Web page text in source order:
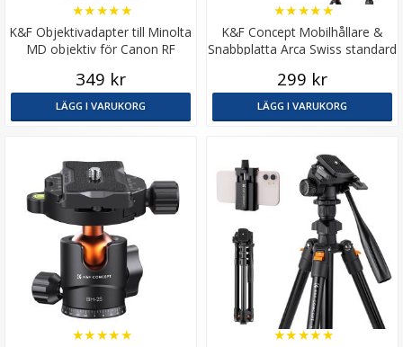
K&F Objektivadapter till Minolta
MD objektiv för Canon RF
★★★★★
349 kr
LÄGG I VARUKORG
K&F Concept Mobilhållare &
Snabbplatta Arca Swiss standard
★★★★★
299 kr
LÄGG I VARUKORG
★★★★★ ★★★★★